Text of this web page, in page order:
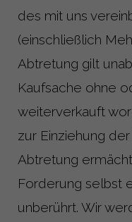
des mit uns
(einschließlich
Abtretung gilt
Kaufsache ohne
weiterverkauft
zur Einziehung
Abtretung
Forderung selbst
unberührt. Wir